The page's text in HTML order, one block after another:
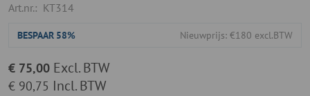
Art.nr.: KT314
BESPAAR 58% Nieuwprijs: €180 excl.BTW
€ 90,75 Incl. BTW
€ 75,00 Excl. BTW